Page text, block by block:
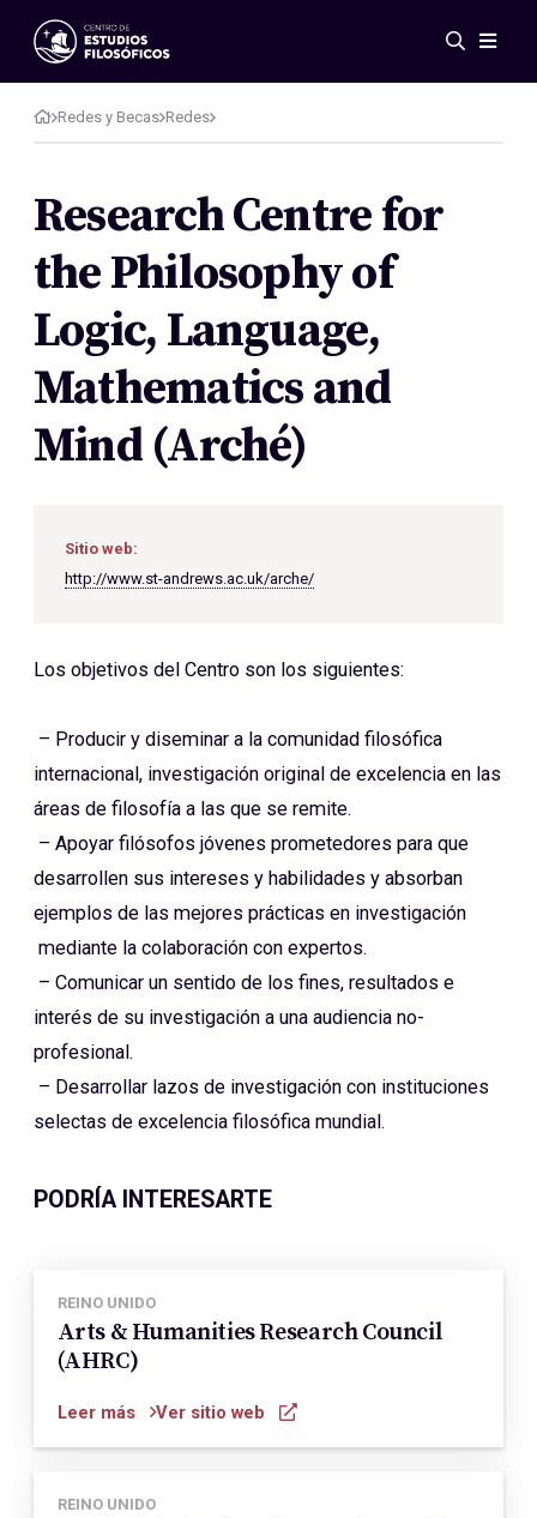
Eventos
Novedades
Investigación
Publicaciones
Galería
Acerca de nosotros
Reglamento
Redes y Becas Redes
Research Centre for
the Philosophy of
Logic, Language,
Mathematics and
Mind (Arché)
Sitio web:
http://www.st-andrews.ac.uk/arche/
Los objetivos del Centro son los siguientes:
– Producir y diseminar a la comunidad filosófica
internacional, investigación original de excelencia en las
áreas de filosofía a las que se remite.
– Apoyar filósofos jóvenes prometedores para que
desarrollen sus intereses y habilidades y absorban
ejemplos de las mejores prácticas en investigación
mediante la colaboración con expertos.
– Comunicar un sentido de los fines, resultados e
interés de su investigación a una audiencia no-
profesional.
– Desarrollar lazos de investigación con instituciones
selectas de excelencia filosófica mundial.
PODRÍA INTERESARTE
REINO UNIDO
Arts & Humanities Research Council
(AHRC)
Leer más Ver sitio web
REINO UNIDO